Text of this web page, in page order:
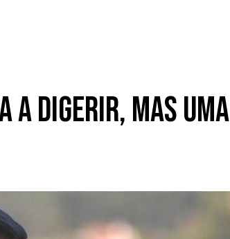
a digerir, mas uma